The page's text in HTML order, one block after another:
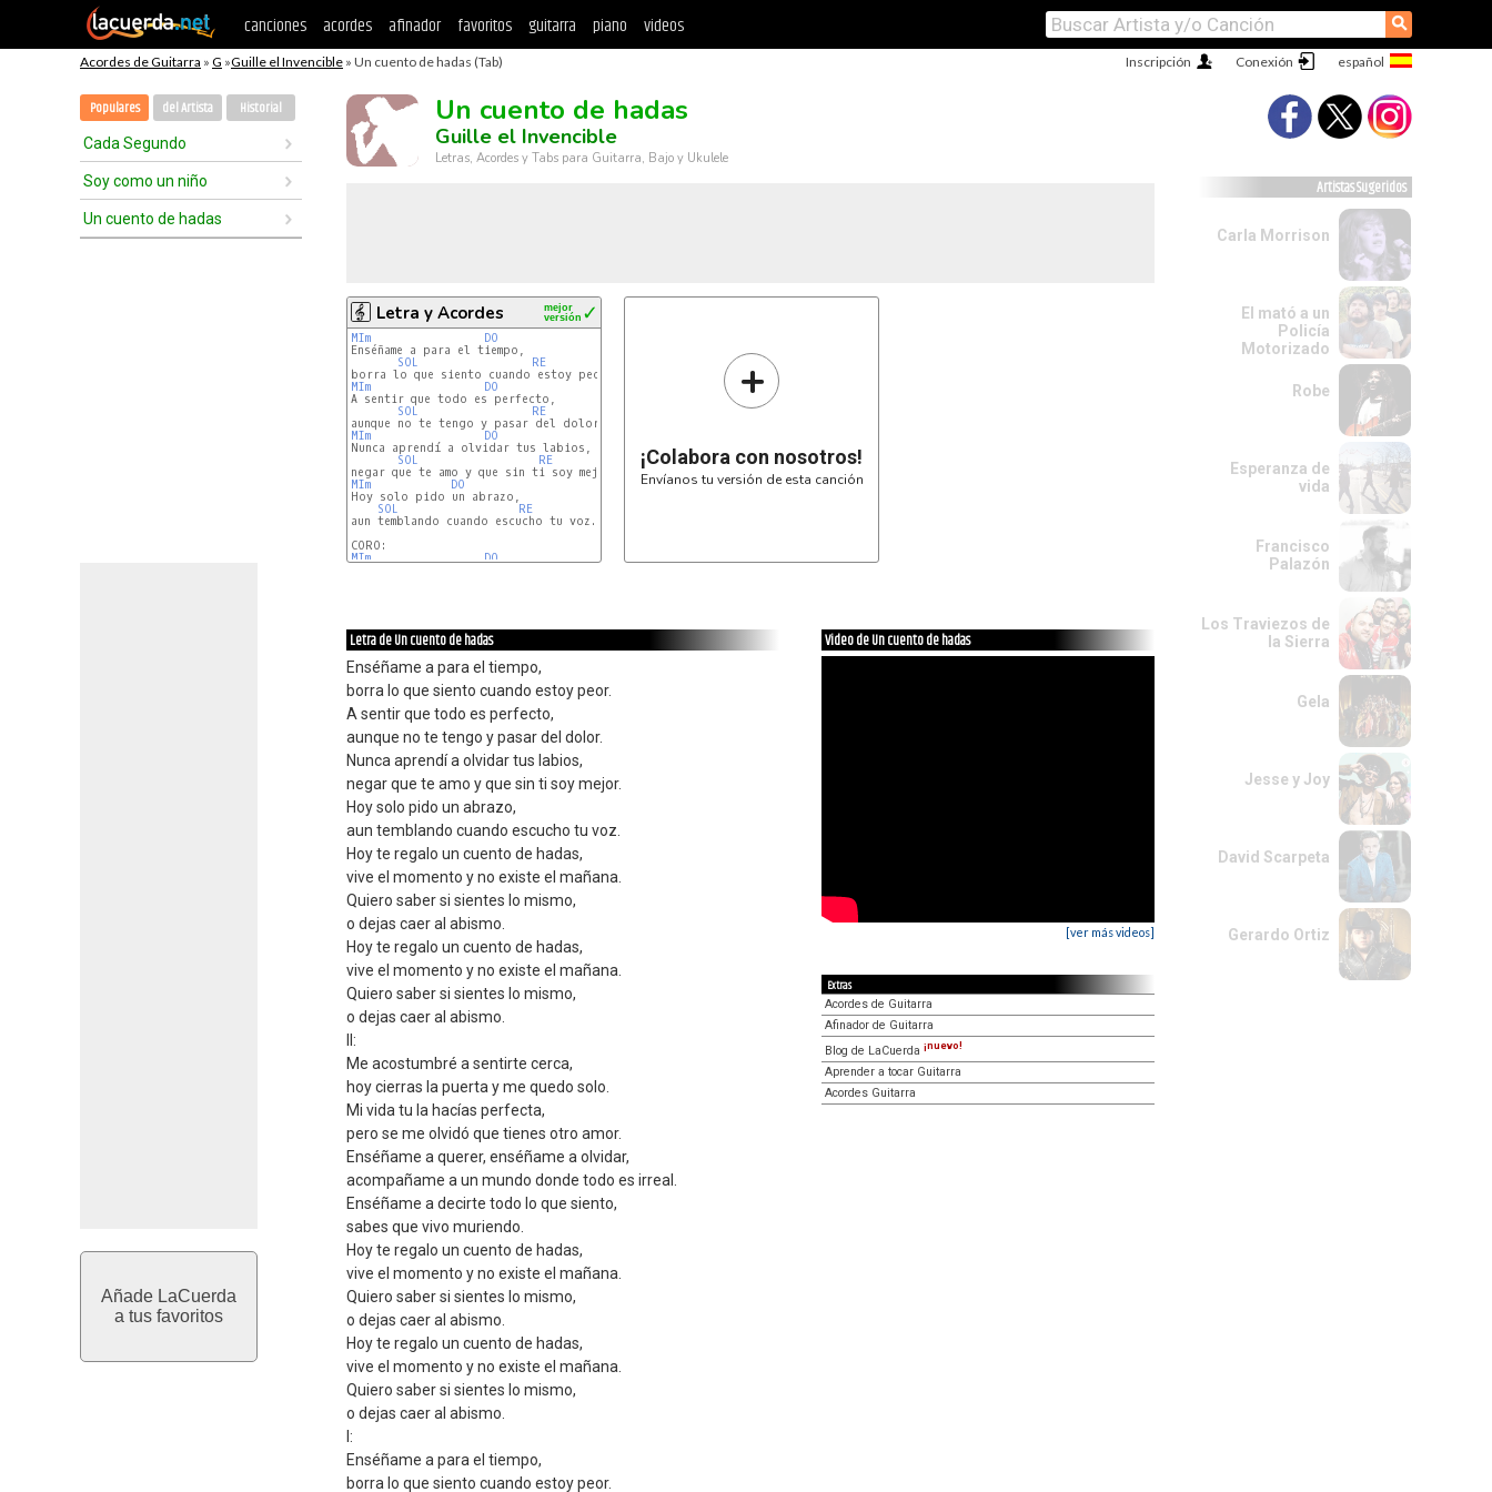
canciones acordes afinador favoritos guitarra piano videos ⚲
Acordes de Guitarra » G »Guille el Invencible » Un cuento de hadas (Tab) Conexión
Inscripción
Populares del Artista Historial
Cada Segundo
Soy como un niño
Un cuento de hadas
Añade LaCuerda
a tus favoritos
Un cuento de hadas
Guille el Invencible
Letras, Acordes y Tabs para Guitarra, Bajo y Ukulele
Letra y Acordes ✓
mejor
versión
MIm
DO
Enséñame a para el tiempo,
SOL
RE
MIm
DO
A sentir que todo es perfecto,
SOL
RE
MIm
DO
Nunca aprendí a olvidar tus labios,
SOL
RE
MIm
DO
Hoy solo pido un abrazo,
SOL
RE
aun temblando cuando escucho tu voz.
MIm
DO
+
¡Colabora con nosotros!
Envíanos tu versión de esta canción
Letra de Un cuento de hadas
Enséñame a para el tiempo,
borra lo que siento cuando estoy peor.
A sentir que todo es perfecto,
aunque no te tengo y pasar del dolor.
Nunca aprendí a olvidar tus labios,
negar que te amo y que sin ti soy mejor.
Hoy solo pido un abrazo,
aun temblando cuando escucho tu voz.
Hoy te regalo un cuento de hadas,
vive el momento y no existe el mañana.
Quiero saber si sientes lo mismo,
o dejas caer al abismo.
Hoy te regalo un cuento de hadas,
vive el momento y no existe el mañana.
Quiero saber si sientes lo mismo,
o dejas caer al abismo.
II:
Me acostumbré a sentirte cerca,
hoy cierras la puerta y me quedo solo.
Mi vida tu la hacías perfecta,
pero se me olvidó que tienes otro amor.
Enséñame a querer, enséñame a olvidar,
acompañame a un mundo donde todo es irreal.
Enséñame a decirte todo lo que siento,
sabes que vivo muriendo.
Hoy te regalo un cuento de hadas,
vive el momento y no existe el mañana.
Quiero saber si sientes lo mismo,
o dejas caer al abismo.
Hoy te regalo un cuento de hadas,
vive el momento y no existe el mañana.
Quiero saber si sientes lo mismo,
o dejas caer al abismo.
I:
Enséñame a para el tiempo,
borra lo que siento cuando estoy peor.
Video de Un cuento de hadas
[ver más videos]
Extras
Acordes de Guitarra
Afinador de Guitarra
Blog de LaCuerda ¡nuevo!
Aprender a tocar Guitarra
Acordes Guitarra
Artistas Sugeridos
Carla Morrison
El mató a un
Policía
Motorizado
Robe
Esperanza de
vida
Francisco
Palazón
Los Traviezos de
la Sierra
Gela
Jesse y Joy
David Scarpeta
Gerardo Ortiz